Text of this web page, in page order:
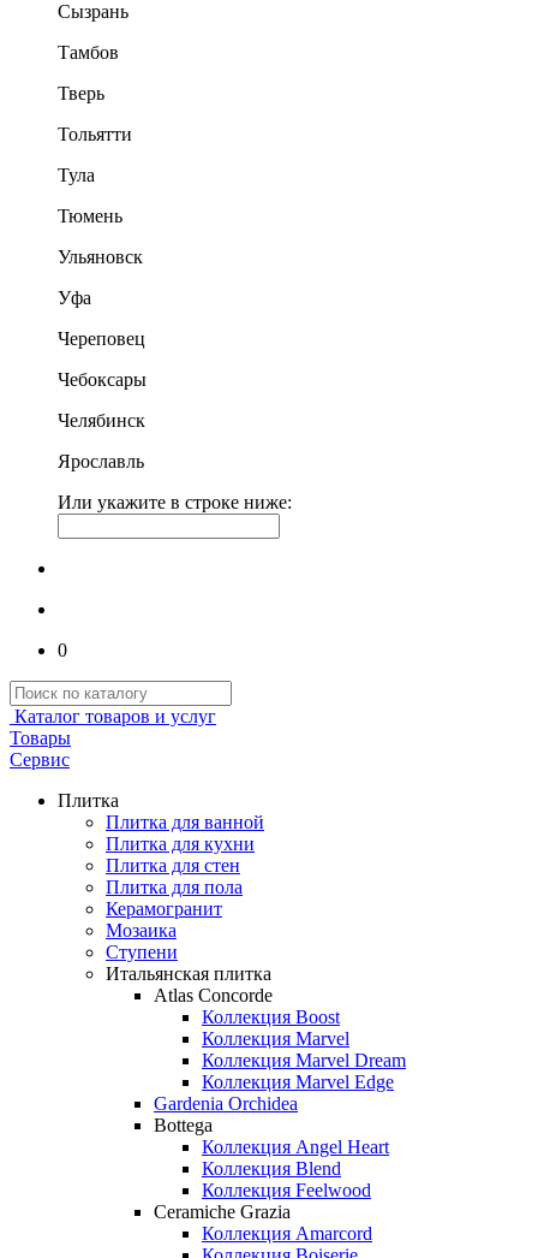
Сызрань
Тамбов
Тверь
Тольятти
Тула
Тюмень
Ульяновск
Уфа
Череповец
Чебоксары
Челябинск
Ярославль
Или укажите в строке ниже:
0
Каталог товаров и услуг
Товары
Сервис
Плитка
Плитка для ванной
Плитка для кухни
Плитка для стен
Плитка для пола
Керамогранит
Мозаика
Ступени
Итальянская плитка
Atlas Concorde
Коллекция Boost
Коллекция Marvel
Коллекция Marvel Dream
Коллекция Marvel Edge
Gardenia Orchidea
Bottega
Коллекция Angel Heart
Коллекция Blend
Коллекция Feelwood
Ceramiche Grazia
Коллекция Amarcord